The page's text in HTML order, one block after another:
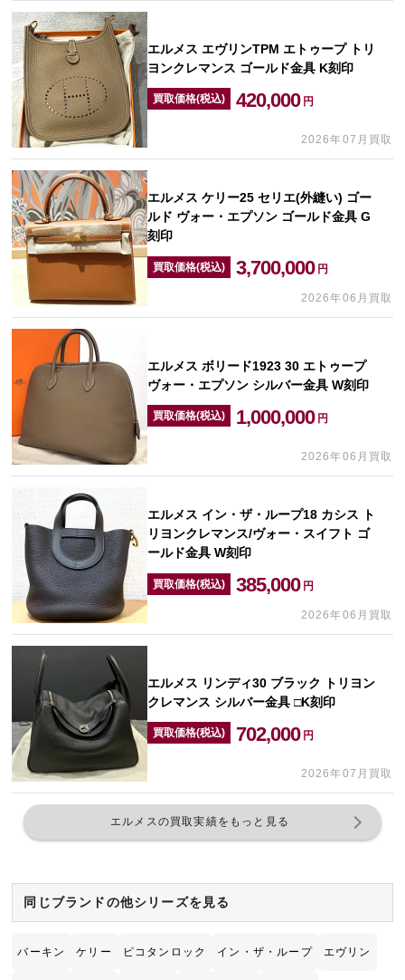
エルメス エヴリンTPM エトゥープ トリ
ヨンクレマンス ゴールド金具 K刻印
買取価格(税込) 420,000 円
2026年07月買取
エルメス ケリー25 セリエ(外縫い) ゴー
ルド ヴォー・エプソン ゴールド金具 G
刻印
買取価格(税込) 3,700,000 円
2026年06月買取
エルメス ボリード1923 30 エトゥープ
ヴォー・エプソン シルバー金具 W刻印
買取価格(税込) 1,000,000 円
2026年06月買取
エルメス イン・ザ・ループ18 カシス ト
リヨンクレマンス/ヴォー・スイフト ゴ
ールド金具 W刻印
買取価格(税込) 385,000 円
2026年06月買取
エルメス リンディ30 ブラック トリヨン
クレマンス シルバー金具 □K刻印
買取価格(税込) 702,000 円
2026年07月買取
エルメスの買取実績をもっと見る
同じブランドの他シリーズを見る
バーキン ケリー ピコタンロック イン・ザ・ループ エヴリン